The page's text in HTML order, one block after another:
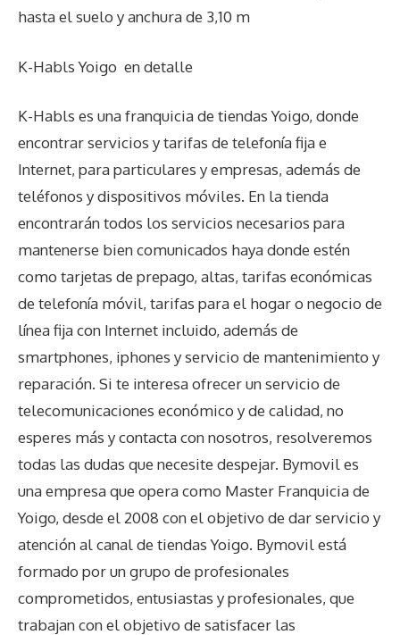
hasta el suelo y anchura de 3,10 m
K-Habls Yoigo en detalle
K-Habls es una franquicia de tiendas Yoigo, donde
encontrar servicios y tarifas de telefonía fija e
Internet, para particulares y empresas, además de
teléfonos y dispositivos móviles. En la tienda
encontrarán todos los servicios necesarios para
mantenerse bien comunicados haya donde estén
como tarjetas de prepago, altas, tarifas económicas
de telefonía móvil, tarifas para el hogar o negocio de
línea fija con Internet incluido, además de
smartphones, iphones y servicio de mantenimiento y
reparación. Si te interesa ofrecer un servicio de
telecomunicaciones económico y de calidad, no
esperes más y contacta con nosotros, resolveremos
todas las dudas que necesite despejar. Bymovil es
una empresa que opera como Master Franquicia de
Yoigo, desde el 2008 con el objetivo de dar servicio y
atención al canal de tiendas Yoigo. Bymovil está
formado por un grupo de profesionales
comprometidos, entusiastas y profesionales, que
trabajan con el objetivo de satisfacer las